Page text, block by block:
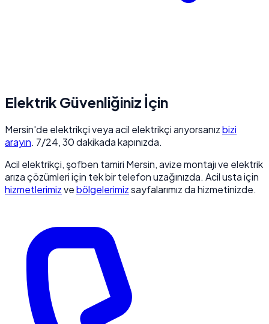
Elektrik Güvenliğiniz İçin
Mersin'de elektrikçi veya acil elektrikçi arıyorsanızbizi
arayın. 7/24, 30 dakikada kapınızda.
Acil elektrikçi, şofben tamiri Mersin, avize montajı ve elektrik
arıza çözümleri için tek bir telefon uzağınızda. Acil usta için
hizmetlerimizvebölgelerimizsayfalarımız da hizmetinizde.